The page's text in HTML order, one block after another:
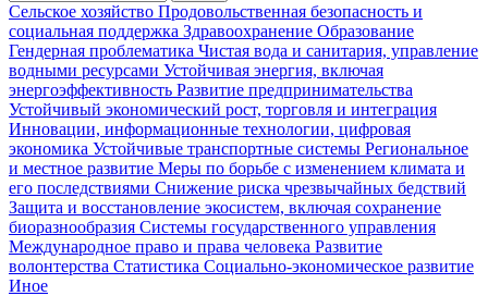
Cельское хозяйство Продовольственная безопасность и
социальная поддержка Здравоохранение Образование
Гендерная проблематика Чистая вода и санитария, управление
водными ресурсами Устойчивая энергия, включая
энергоэффективность Развитие предпринимательства
Устойчивый экономический рост, торговля и интеграция
Инновации, информационные технологии, цифровая
экономика Устойчивые транспортные системы Региональное
и местное развитие Меры по борьбе с изменением климата и
его последствиями Снижение риска чрезвычайных бедствий
Защита и восстановление экосистем, включая сохранение
биоразнообразия Системы государственного управления
Международное право и права человека Развитие
волонтерства Статистика Социально-экономическое развитие
Иное